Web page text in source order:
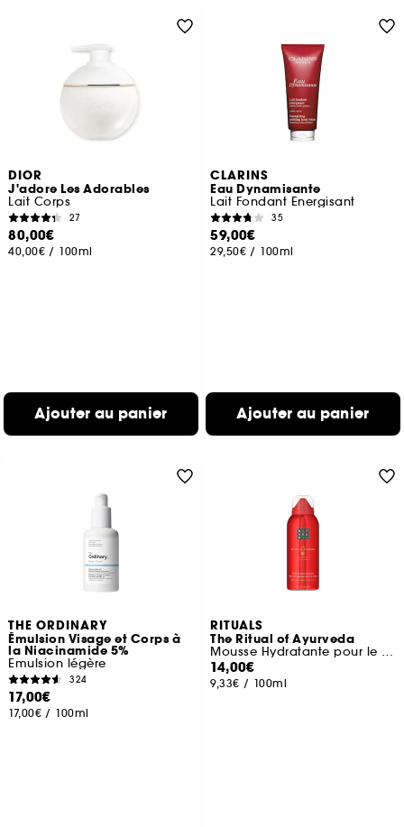
DIOR
J'adore Les Adorables
Lait Corps
27
80,00€
40,00€ / 100ml
Ajouter au panier
CLARINS
Eau Dynamisante
Lait Fondant Energisant
35
59,00€
29,50€ / 100ml
Ajouter au panier
THE ORDINARY
Émulsion Visage et Corps à
la Niacinamide 5%
Emulsion légère
324
17,00€
17,00€ / 100ml
RITUALS
The Ritual of Ayurveda
Mousse Hydratante pour le Corps
14,00€
9,33€ / 100ml